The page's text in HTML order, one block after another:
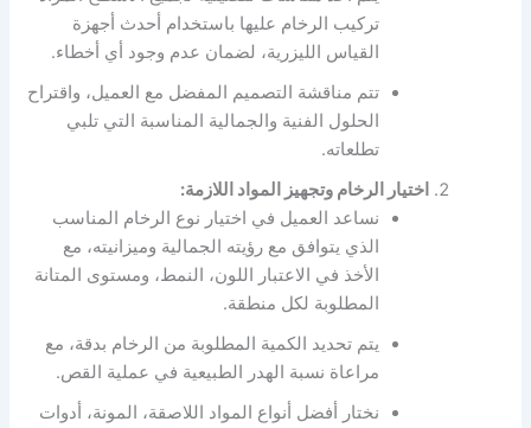
تركيب الرخام عليها باستخدام أحدث أجهزة
القياس الليزرية، لضمان عدم وجود أي أخطاء.
تتم مناقشة التصميم المفضل مع العميل، واقتراح
الحلول الفنية والجمالية المناسبة التي تلبي
تطلعاته.
اختيار الرخام وتجهيز المواد اللازمة:
نساعد العميل في اختيار نوع الرخام المناسب
الذي يتوافق مع رؤيته الجمالية وميزانيته، مع
الأخذ في الاعتبار اللون، النمط، ومستوى المتانة
المطلوبة لكل منطقة.
يتم تحديد الكمية المطلوبة من الرخام بدقة، مع
مراعاة نسبة الهدر الطبيعية في عملية القص.
نختار أفضل أنواع المواد اللاصقة، المونة، أدوات